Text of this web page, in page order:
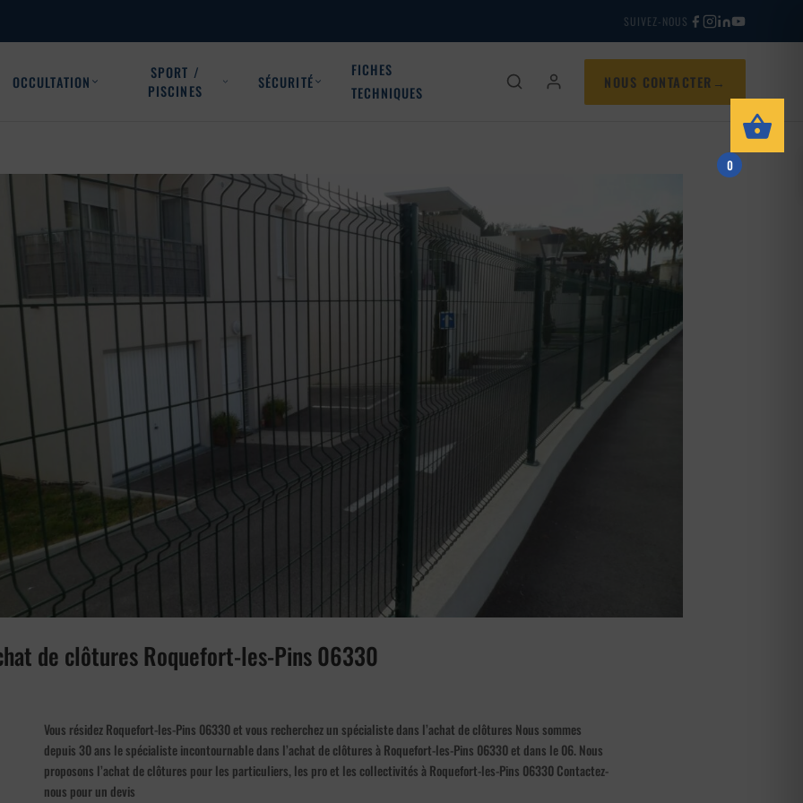
SUIVEZ-NOUS
OCCULTATION
SPORT /
PISCINES
SÉCURITÉ
FICHES
TECHNIQUES
NOUS CONTACTER
de clôtures Roquefort-les-Pins 06330
Vous résidez Roquefort-les-Pins 06330 et vous recherchez un spécialiste dans l’achat de clôtures Nous sommes
depuis 30 ans le spécialiste incontournable dans l’achat de clôtures à Roquefort-les-Pins 06330 et dans le 06. Nous
proposons l’achat de clôtures pour les particuliers, les pro et les collectivités à Roquefort-les-Pins 06330 Contactez-
nous pour un devis
0